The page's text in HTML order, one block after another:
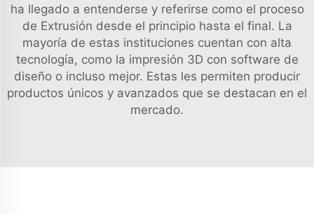
ha llegado a entenderse y referirse como el proceso
de Extrusión desde el principio hasta el final. La
mayoría de estas instituciones cuentan con alta
tecnología, como la impresión 3D con software de
diseño o incluso mejor. Estas les permiten producir
productos únicos y avanzados que se destacan en el
mercado.